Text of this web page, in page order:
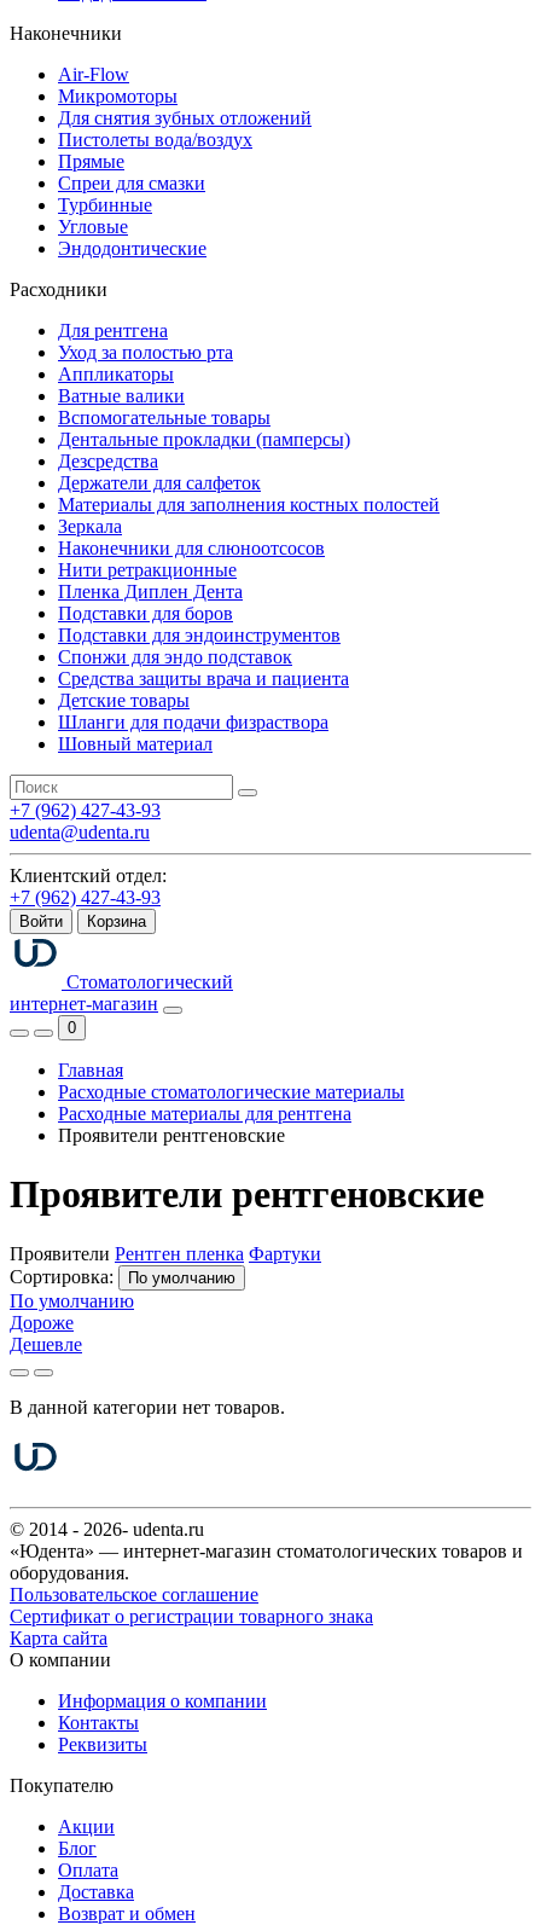
Наконечники
Air-Flow
Микромоторы
Для снятия зубных отложений
Пистолеты вода/воздух
Прямые
Спреи для смазки
Турбинные
Угловые
Эндодонтические
Расходники
Для рентгена
Уход за полостью рта
Аппликаторы
Ватные валики
Вспомогательные товары
Дентальные прокладки (памперсы)
Дезсредства
Держатели для салфеток
Материалы для заполнения костных полостей
Зеркала
Наконечники для слюноотсосов
Нити ретракционные
Пленка Диплен Дента
Подставки для боров
Подставки для эндоинструментов
Спонжи для эндо подставок
Средства защиты врача и пациента
Детские товары
Шланги для подачи физраствора
Шовный материал
+7 (962) 427-43-93
udenta@udenta.ru
Клиентский отдел:
+7 (962) 427-43-93
Войти Корзина
Стоматологический
интернет-магазин
0
Главная
Расходные стоматологические материалы
Расходные материалы для рентгена
Проявители рентгеновские
Проявители рентгеновские
Проявители Рентген пленка Фартуки
Сортировка:
По умолчанию
По умолчанию
Дороже
Дешевле
В данной категории нет товаров.
© 2014 - 2026- udenta.ru
«Юдента» — интернет-магазин стоматологических товаров и
оборудования.
Пользовательское соглашение
Сертификат о регистрации товарного знака
Карта сайта
О компании
Информация о компании
Контакты
Реквизиты
Покупателю
Акции
Блог
Оплата
Доставка
Возврат и обмен